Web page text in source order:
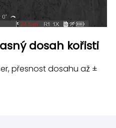
dosah kořisti
přesnost dosahu až ±